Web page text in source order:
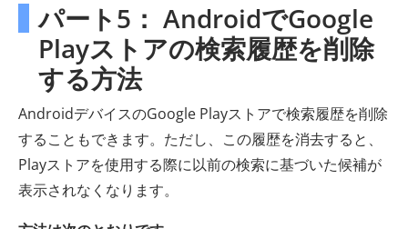
パート5： AndroidでGoogle
Playストアの検索履歴を削除
する方法
AndroidデバイスのGoogle Playストアで検索履歴を削除
することもできます。ただし、この履歴を消去すると、
Playストアを使用する際に以前の検索に基づいた候補が
表示されなくなります。